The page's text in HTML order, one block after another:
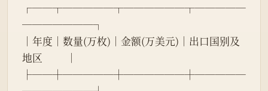
┌──┬─────┬──────┬─────
───────┐
│年度│数量(万枚)│金额(万美元)│出口国别及
地区          │
├──┼─────┼──────┼─────